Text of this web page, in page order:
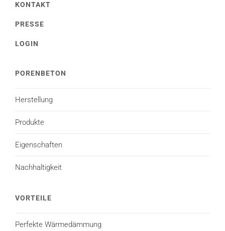
KONTAKT
PRESSE
LOGIN
PORENBETON
Herstellung
Produkte
Eigenschaften
Nachhaltigkeit
VORTEILE
Perfekte Wärmedämmung